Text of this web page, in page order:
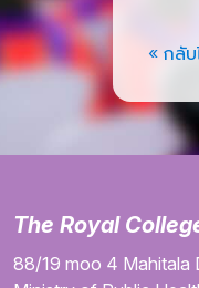
« กลั
The Royal
88/19 moo 4 Mahitala